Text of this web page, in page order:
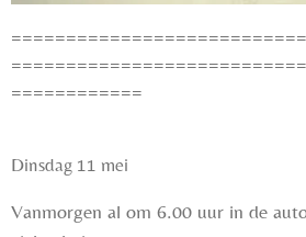
============
Dinsdag 11 mei
Vanmorgen al om 6.00 uur in de